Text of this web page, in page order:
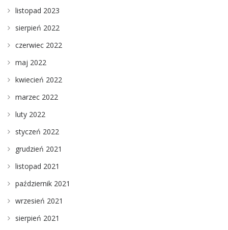
listopad 2023
sierpień 2022
czerwiec 2022
maj 2022
kwiecień 2022
marzec 2022
luty 2022
styczeń 2022
grudzień 2021
listopad 2021
październik 2021
wrzesień 2021
sierpień 2021